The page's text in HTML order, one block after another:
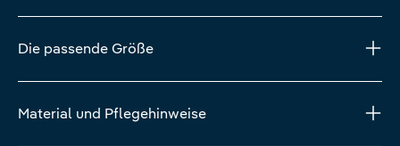
Die passende Größe
Material und Pflegehinweise